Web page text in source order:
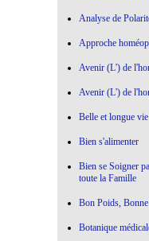
Analyse de
Approche
Avenir (L') de
Avenir (L') de
Belle et longue
Bien s'alimenter
Bien se Soigner
toute la Famille
Bon Poids,
Botanique